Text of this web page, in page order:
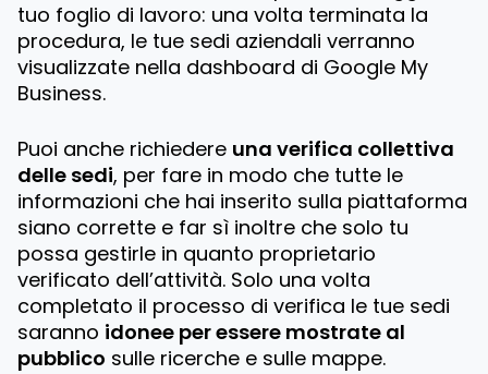
tuo foglio di lavoro: una volta terminata la
procedura, le tue sedi aziendali verranno
visualizzate nella dashboard di Google My
Business.
Puoi anche richiedere una verifica collettiva
delle sedi, per fare in modo che tutte le
informazioni che hai inserito sulla piattaforma
siano corrette e far sì inoltre che solo tu
possa gestirle in quanto proprietario
verificato dell’attività. Solo una volta
completato il processo di verifica le tue sedi
saranno idonee per essere mostrate al
pubblico sulle ricerche e sulle mappe.